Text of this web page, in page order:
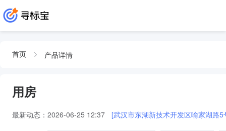
首页 产品详情
用房
最新动态： 2026-06-25 12:37 [武汉市东湖新技术开发区喻家湖路